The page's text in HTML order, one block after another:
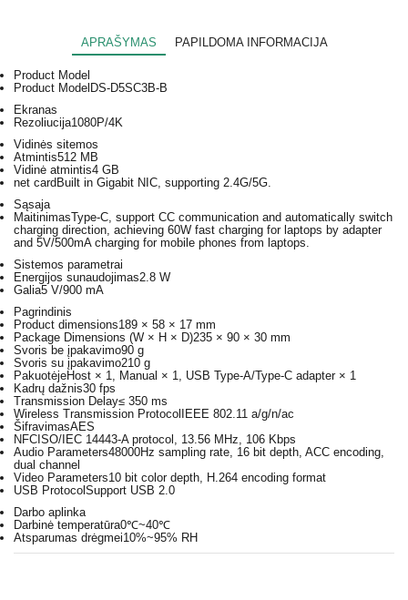
APRAŠYMAS PAPILDOMA INFORMACIJA
Product Model
Product Model DS-D5SC3B-B
Ekranas
Rezoliucija1080P/4K
Vidinės sitemos
Atmintis512 MB
Vidinė atmintis4 GB
net card Built in Gigabit NIC, supporting 2.4G/5G.
Sąsaja
MaitinimasType-C, support CC communication and automatically switch
charging direction, achieving 60W fast charging for laptops by adapter
and 5V/500mA charging for mobile phones from laptops.
Sistemos parametrai
Energijos sunaudojimas2.8 W
Galia5 V/900 mA
Pagrindinis
Product dimensions189 × 58 × 17 mm
Package Dimensions (W × H × D)235 × 90 × 30 mm
Svoris be įpakavimo90 g
Svoris su įpakavimo210 g
PakuotėjeHost × 1, Manual × 1, USB Type-A/Type-C adapter × 1
Kadrų dažnis30 fps
Transmission Delay≤ 350 ms
Wireless Transmission Protocol IEEE 802.11 a/g/n/ac
ŠifravimasAES
NFC ISO/IEC 14443-A protocol, 13.56 MHz, 106 Kbps
Audio Parameters48000Hz sampling rate, 16 bit depth, ACC encoding,
dual channel
Video Parameters10 bit color depth, H.264 encoding format
USB Protocol Support USB 2.0
Darbo aplinka
Darbinė temperatūra0℃~40℃
Atsparumas drėgmei10%~95% RH